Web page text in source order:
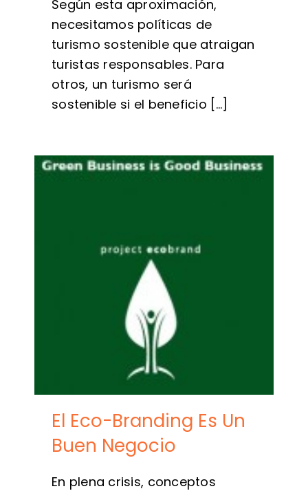
Según esta aproximación,
necesitamos políticas de
turismo sostenible que atraigan
turistas responsables. Para
otros, un turismo será
sostenible si el beneficio [...]
El Eco-Branding Es Un
Buen Negocio
En plena crisis, conceptos